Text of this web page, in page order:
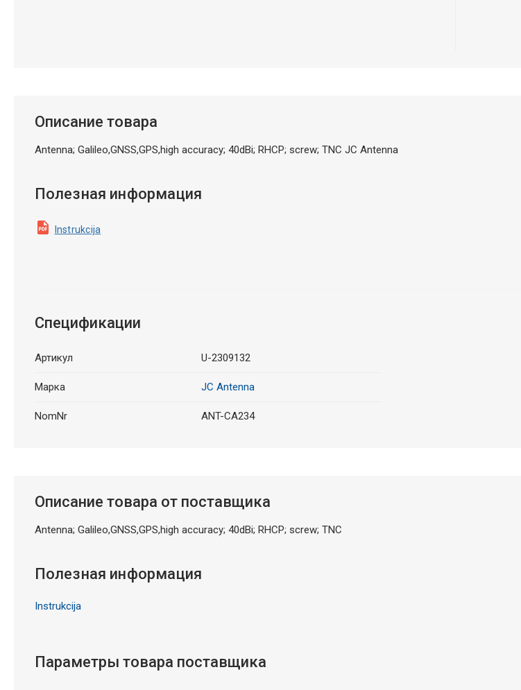
Описание товара
Antenna; Galileo,GNSS,GPS,high accuracy; 40dBi; RHCP; screw; TNC JC Antenna
Полезная информация
Instrukcija
Спецификации
Артикул U-2309132
Марка JC Antenna
NomNr ANT-CA234
Описание товара от поставщика
Antenna; Galileo,GNSS,GPS,high accuracy; 40dBi; RHCP; screw; TNC
Полезная информация
Instrukcija
Параметры товара поставщика